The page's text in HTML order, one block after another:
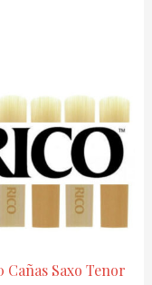
Cañas Saxo Tenor